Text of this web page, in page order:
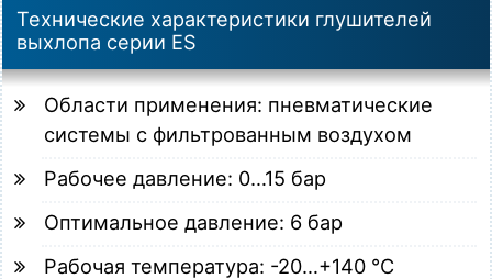
Технические характеристики глушителей
выхлопа серии ES
Области применения: пневматические
системы с фильтрованным воздухом
Рабочее давление: 0…15 бар
Оптимальное давление: 6 бар
Рабочая температура: -20…+140 °C